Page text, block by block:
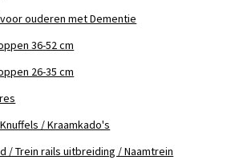
ouderen met Dementie
36-52 cm
26-35 cm
/ Kraamkado's
/ Trein rails uitbreiding / Naamtrein